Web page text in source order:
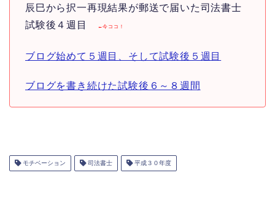
辰巳から択一再現結果が郵送で届いた司法書士
試験後４週目
←今ココ！
ブログ始めて５週目、そして試験後５週目
ブログを書き続けた試験後６～８週間
モチベーション 司法書士 平成３０年度